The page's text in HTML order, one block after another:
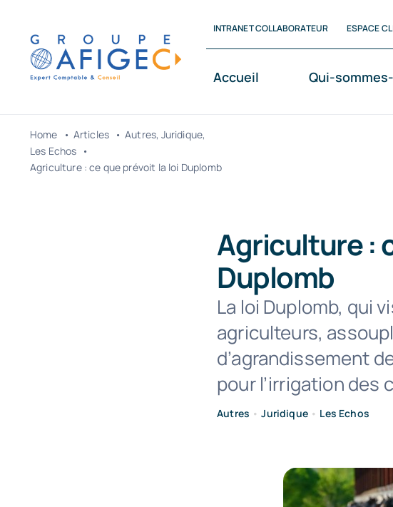
contenu
INTRANET COLLABORATEUR ESPACE
Accueil Qui-
Home Articles Autres Juridique
Les Echos
Agriculture : ce que prévoit la loi Duplomb
Agriculture :
Duplomb
La loi Duplomb, qui
agriculteurs,
d’agrandissement
pour l’irrigation des
Autres •Juridique• Les Echos